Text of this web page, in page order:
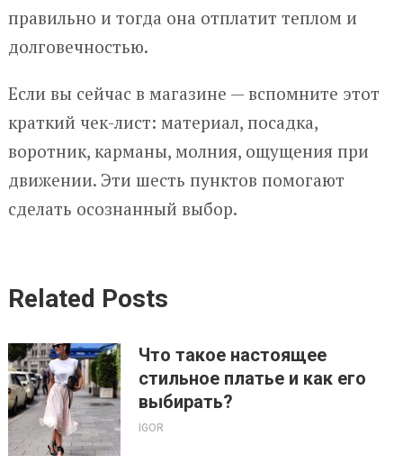
правильно и тогда она отплатит теплом и
долговечностью.
Если вы сейчас в магазине — вспомните этот
краткий чек-лист: материал, посадка,
воротник, карманы, молния, ощущения при
движении. Эти шесть пунктов помогают
сделать осознанный выбор.
Related Posts
Что такое настоящее
стильное платье и как его
выбирать?
IGOR